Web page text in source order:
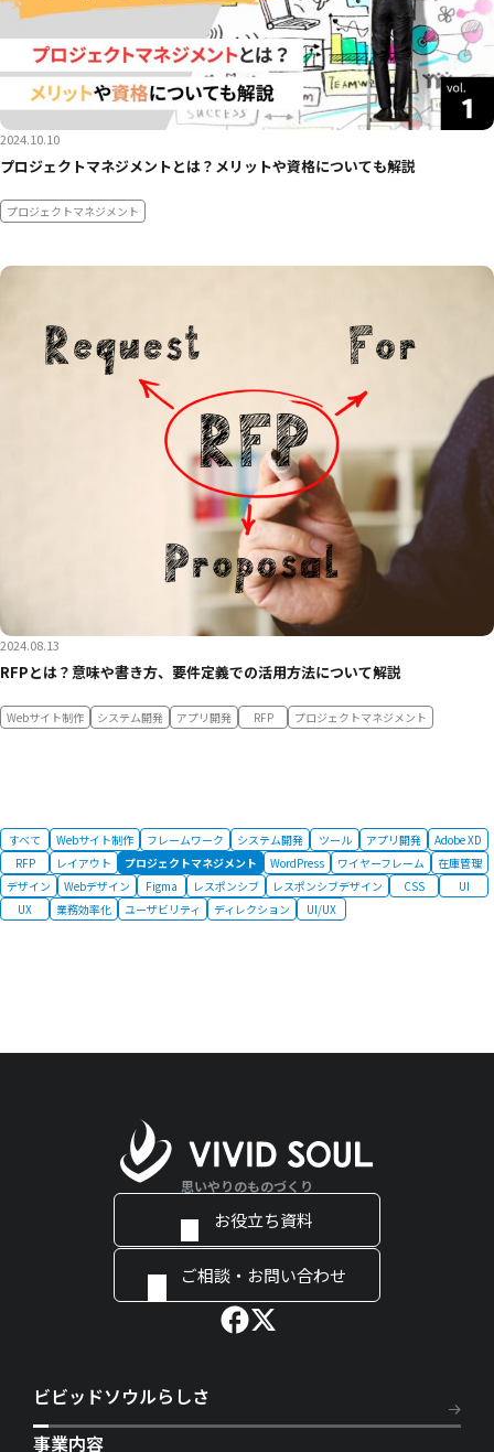
プロジェクトマネジメントとは？メリットや資格についても解説
2024.10.10
プロジェクトマネジメント
RFPとは？意味や書き方、要件定義での活用方法について解説
2024.08.13
Webサイト制作 システム開発 アプリ開発 RFP プロジェクトマネジメント
すべて Webサイト制作 フレームワーク システム開発 ツール アプリ開発
Adobe XD
RFP
レイアウト プロジェクトマネジメント WordPress ワイヤーフレーム
在庫管理
デザイン
Webデザイン Figma レスポンシブ レスポンシブデザイン CSS
UI
UX
業務効率化 ユーザビリティ ディレクション UI/UX
思いやりのものづくり
お役立ち資料
ご相談・お問い合わせ
ビビッドソウルらしさ
事業内容